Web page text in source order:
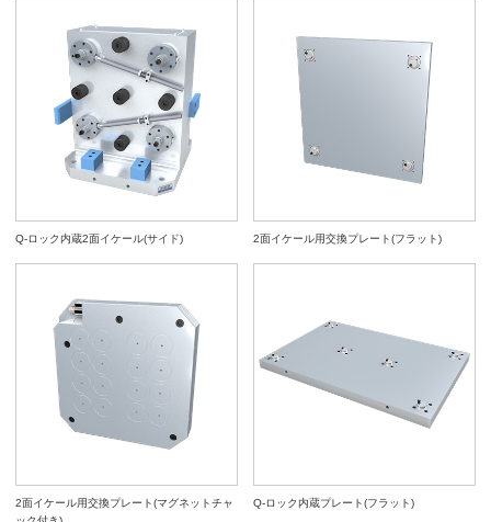
Q-ロック内蔵2面イケール(サイド) 2面イケール用交換プレート(フラット)
2面イケール用交換プレート(マグネットチャ
Q-ロック内蔵プレート(フラット)